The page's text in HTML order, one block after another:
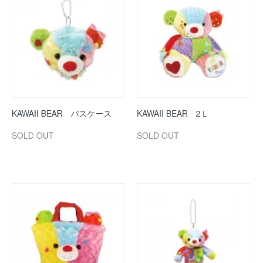
KAWAII BEAR パスケース
SOLD OUT
KAWAII BEAR 2Ｌ
SOLD OUT